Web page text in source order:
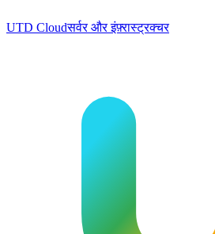
UTD Cloudसर्वर और इंफ़्रास्ट्रक्चर